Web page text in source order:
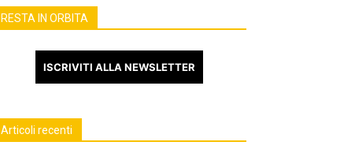
RESTA IN ORBITA
ISCRIVITI ALLA NEWSLETTER
Articoli recenti